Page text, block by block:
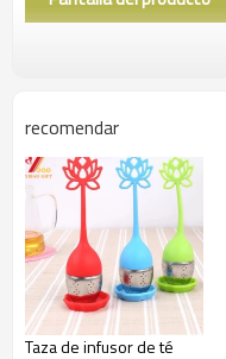
recomendar
Taza de infusor de té